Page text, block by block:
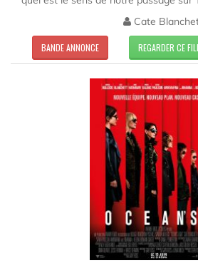
Cate
BANDE ANNONCE REGARDER CE